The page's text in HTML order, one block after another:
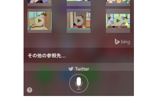
Soulman
VAGY
waka☆=
たっちー